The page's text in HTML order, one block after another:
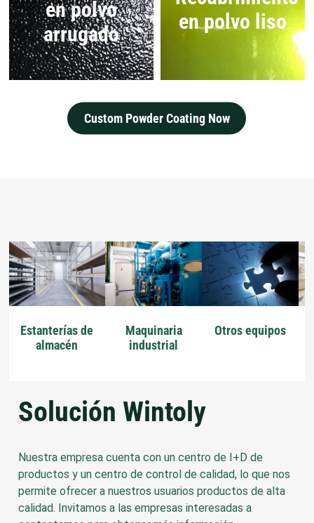
en polvo
arrugado
en polvo liso
Custom Powder Coating Now
Solución Wintoly
Nuestra empresa cuenta con un centro de I+D de
productos y un centro de control de calidad, lo que nos
permite ofrecer a nuestros usuarios productos de alta
calidad. Invitamos a las empresas interesadas a
de
almacén
Maquinaria
industrial
Otros equipos